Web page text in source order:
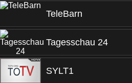
TeleBarn
Tagesschau 24
SYLT1